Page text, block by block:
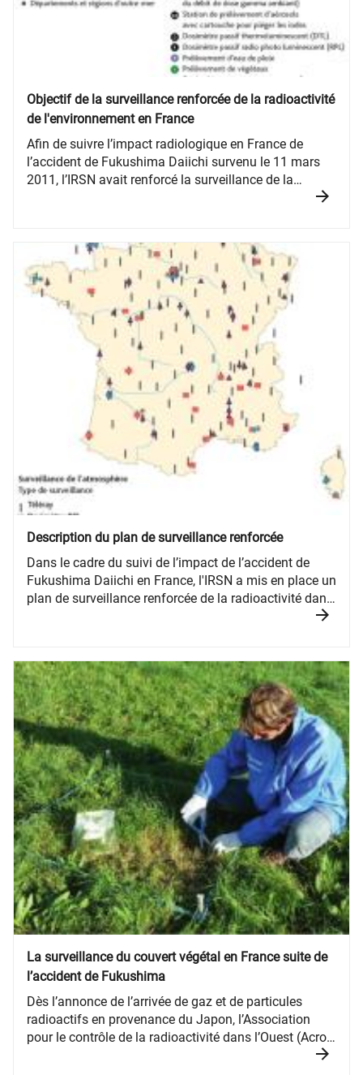
Objectif de la surveillance renforcée de la radioactivité
de l'environnement en France
​​Afin de suivre l’impact radiologique en France de
l’accident de Fukushima Daiichi survenu le 11 mars
2011, l’IRSN avait renforcé la surveillance de la
Description du plan de surveillance renforcée
Dans le cadre du suivi de l’impact de l’accident de
Fukushima Daiichi en France, l'IRSN a mis en place un
plan de surveillance renforcée de la radioactivité dans
pose de dosimètres environnementaux en divers
points du territoire.
La surveillance du couvert végétal en France suite de
l’accident de Fukushima
Dès l’annonce de l’arrivée de gaz et de particules
radioactifs en provenance du Japon, l’Association
pour le contrôle de la radioactivité dans l’Ouest (Acro)